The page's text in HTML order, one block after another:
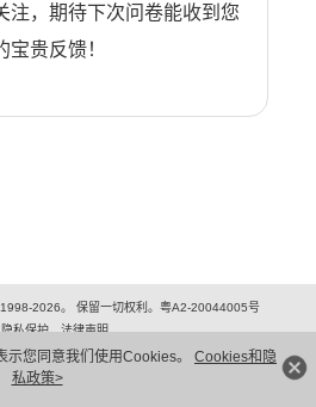
您同意我们使用Cookies。 Cookies和隐
私政策>
注，期待下次问卷能收到您
宝贵反馈！
2026。 保留一切权利。粤A2-20044005号
隐私保护
法律声明